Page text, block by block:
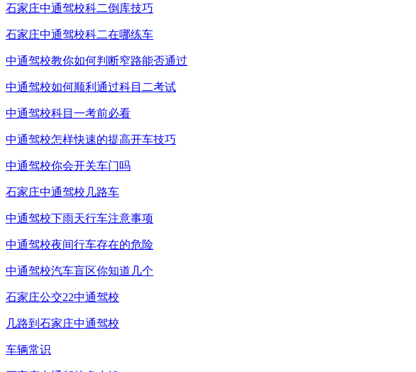
石家庄中通驾校科二倒库技巧
石家庄中通驾校科二在哪练车
中通驾校教你如何判断窄路能否通过
中通驾校如何顺利通过科目二考试
中通驾校科目一考前必看
中通驾校怎样快速的提高开车技巧
中通驾校你会开关车门吗
石家庄中通驾校几路车
中通驾校下雨天行车注意事项
中通驾校夜间行车存在的危险
中通驾校汽车盲区你知道几个
石家庄公交22中通驾校
几路到石家庄中通驾校
车辆常识